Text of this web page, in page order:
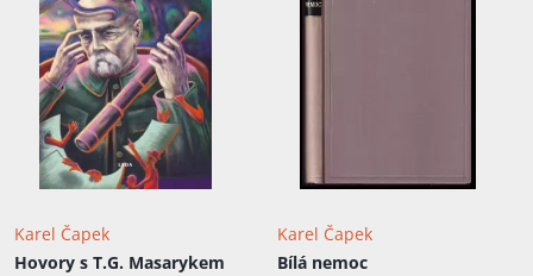
Garrigue Masarykovi. V letech 1921–1923
byl dramaturgem i režisérem
Vinohradského divadla. V letech 1925–
1933 byl prvním předsedou
československého odboru PEN klubu.
Karel Čapek a jeho bratr Josef byli zhruba
Karel Čapek
Hovory s T.G. Masarykem
Karel Čapek
Bílá nemoc